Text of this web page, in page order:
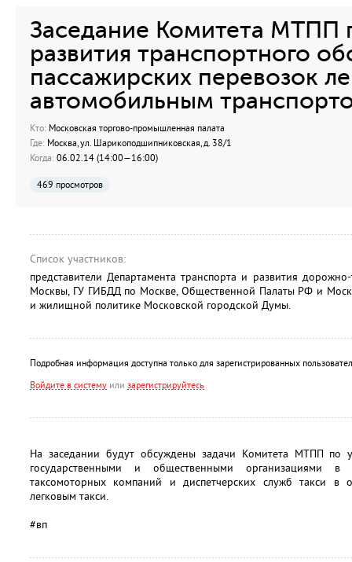
Заседание Комитета МТПП
развития транспортного
пассажирских перевозок
автомобильным
Кто: Московская торгово-промышленная палата
Где: Москва, ул. Шарикоподшипниковская, д. 38/1
Когда: 06.02.14 (14:00—16:00)
469 просмотров
Список участников:
представители Департамента транспорта и развития
Москвы, ГУ ГИБДД по Москве, Общественной Палаты РФ и
и жилищной политике Московской городской Думы.
Подробная информация доступна только для зарегистрированных
Войдите в систему или зарегистрируйтесь
На заседании будут обсуждены задачи Комитета МТПП по
государственными и общественными организациями
таксомоторных компаний и диспетчерских служб такси в
легковым такси.
#вп